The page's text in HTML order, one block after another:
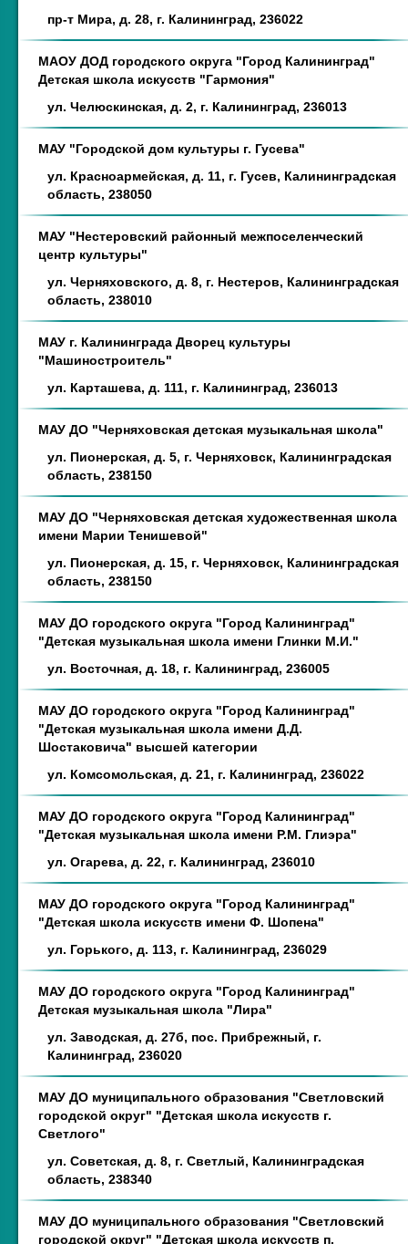
пр-т Мира, д. 28, г. Калининград, 236022
МАОУ ДОД городского округа "Город Калининград"
Детская школа искусств "Гармония"
ул. Челюскинская, д. 2, г. Калининград, 236013
МАУ "Городской дом культуры г. Гусева"
ул. Красноармейская, д. 11, г. Гусев, Калининградская
область, 238050
МАУ "Нестеровский районный межпоселенческий
центр культуры"
ул. Черняховского, д. 8, г. Нестеров, Калининградская
область, 238010
МАУ г. Калининграда Дворец культуры
"Машиностроитель"
ул. Карташева, д. 111, г. Калининград, 236013
МАУ ДО "Черняховская детская музыкальная школа"
ул. Пионерская, д. 5, г. Черняховск, Калининградская
область, 238150
МАУ ДО "Черняховская детская художественная школа
имени Марии Тенишевой"
ул. Пионерская, д. 15, г. Черняховск, Калининградская
область, 238150
МАУ ДО городского округа "Город Калининград"
"Детская музыкальная школа имени Глинки М.И."
ул. Восточная, д. 18, г. Калининград, 236005
МАУ ДО городского округа "Город Калининград"
"Детская музыкальная школа имени Д.Д.
Шостаковича" высшей категории
ул. Комсомольская, д. 21, г. Калининград, 236022
МАУ ДО городского округа "Город Калининград"
"Детская музыкальная школа имени Р.М. Глиэра"
ул. Огарева, д. 22, г. Калининград, 236010
МАУ ДО городского округа "Город Калининград"
"Детская школа искусств имени Ф. Шопена"
ул. Горького, д. 113, г. Калининград, 236029
МАУ ДО городского округа "Город Калининград"
Детская музыкальная школа "Лира"
ул. Заводская, д. 27б, пос. Прибрежный, г.
Калининград, 236020
МАУ ДО муниципального образования "Светловский
городской округ" "Детская школа искусств г.
Светлого"
ул. Советская, д. 8, г. Светлый, Калининградская
область, 238340
МАУ ДО муниципального образования "Светловский
городской округ" "Детская школа искусств п.